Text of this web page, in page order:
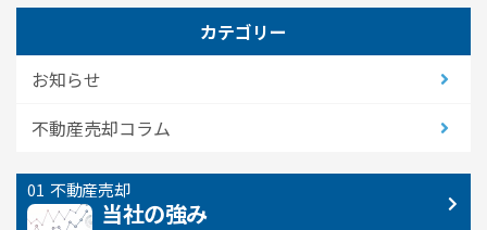
カテゴリー
お知らせ
不動産売却コラム
不動産売却
当社の強み